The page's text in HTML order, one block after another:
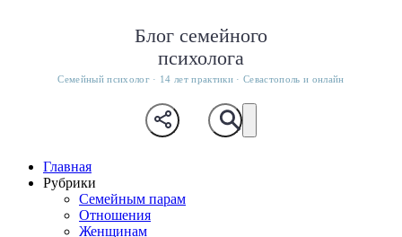
Блог семейного
психолога
Семейный психолог · 14 лет практики · Севастополь и онлайн
Главная
Рубрики
Семейным парам
Отношения
Женщинам